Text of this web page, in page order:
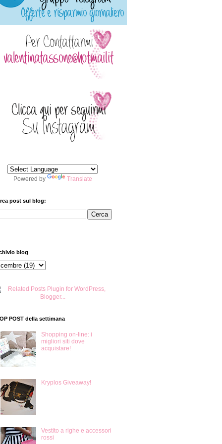
Powered by Translate
post sul blog:
blog
POST della settimana
Shopping on-line: i
migliori siti dove
acquistare!
Kryplos Giveaway!
Vestito a righe e accessori
rossi